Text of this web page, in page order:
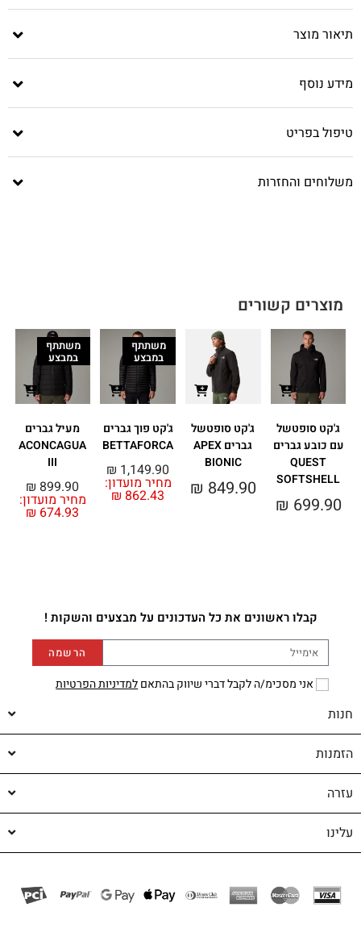
תיאור מוצר
מידע נוסף
טיפול בפריט
משלוחים והחזרות
מוצרים קשורים
ג'קט סופטשל
עם כובע גברים
QUEST
SOFTSHELL
₪ 699.90
ג'קט סופטשל
גברים APEX
BIONIC
₪ 849.90
משתתף
במבצע
ג'קט פוך גברים
BETTAFORCA
מחיר מועדון:
₪ 862.43
₪ 1,149.90
משתתף
במבצע
מעיל גברים
ACONCAGUA
III
מחיר מועדון:
₪ 674.93
₪ 899.90
קבלו ראשונים את כל העדכונים על מבצעים והשקות !
אני מסכימ/ה לקבל דברי שיווק בהתאםלמדיניות הפרטיות
הרשמה
חנות
הזמנות
עזרה
עלינו